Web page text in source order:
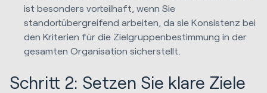
ist besonders vorteilhaft, wenn Sie
standortübergreifend arbeiten, da sie Konsistenz bei
den Kriterien für die Zielgruppenbestimmung in der
gesamten Organisation sicherstellt.
Schritt 2: Setzen Sie klare Ziele